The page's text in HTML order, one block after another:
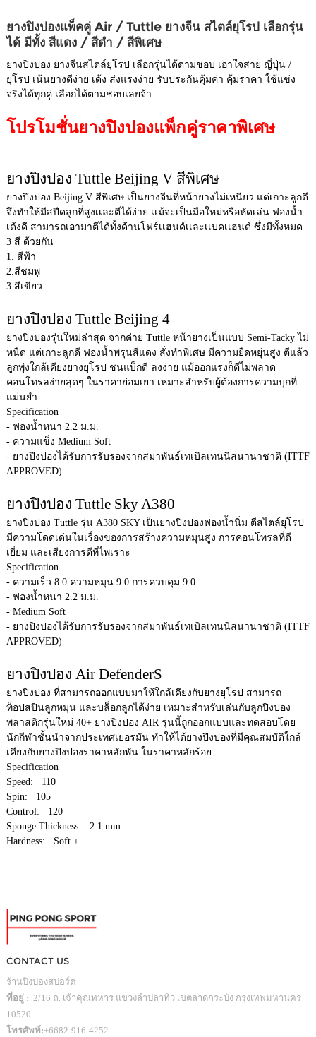
ยางปิงปองแพ็คคู่ Air / Tuttle ยางจีน สไตล์ยุโรป เลือกรุ่น
ได้ มีทั้ง สีแดง / สีดำ / สีพิเศษ
ยางปิงปอง ยางจีนสไตล์ยุโรป เลือกรุ่นได้ตามชอบ เอาใจสาย ญี่ปุ่น /
ยุโรป เน้นยางตีง่าย เด้ง ส่งแรงง่าย รับประกันคุ้มค่า คุ้มราคา ใช้แข่ง
จริงได้ทุกคู่ เลือกได้ตามชอบเลยจ้า
โปรโมชั่นยางปิงปองแพ็กคู่ราคาพิเศษ
ยางปิงปอง Tuttle Beijing V สีพิเศษ
ยางปิงปอง Beijing V สีพิเศษ เป็นยางจีนที่หน้ายางไม่เหนียว แต่เกาะลูกดี
จึงทำให้มีสปีดลูกที่สูงเเละตีได้ง่าย เเม้จะเป็นมือใหม่หรือหัดเล่น ฟองน้ำ
เด้งดี สามารถเอามาตีได้ทั้งด้านโฟร์เเฮนด์เเละเเบคเเฮนด์ ซึ่งมีทั้งหมด
3 สี ด้วยกัน
1. สีฟ้า
2.สีชมพู
3.สีเขียว
ยางปิงปอง Tuttle Beijing 4
ยางปิงปองรุ่นใหม่ล่าสุด จากค่าย Tuttle หน้ายางเป็นแบบ Semi-Tacky ไม่
หนืด แต่เกาะลูกดี ฟองน้ำพรุนสีแดง สั่งทำพิเศษ มีความยืดหยุ่นสูง ตีแล้ว
ลูกพุ่งใกล้เคียงยางยุโรป ชนแบ็กดี ลงง่าย แม้ออกแรงก็ตีไม่พลาด
คอนโทรลง่ายสุดๆ ในราคาย่อมเยา เหมาะสำหรับผู้ต้องการความบุกที่
แม่นยำ
Specification
- ฟองน้ำหนา 2.2 ม.ม.
- ความแข็ง Medium Soft
- ยางปิงปองได้รับการรับรองจากสมาพันธ์เทเบิลเทนนิสนานาชาติ (ITTF
APPROVED)
ยางปิงปอง Tuttle Sky A380
ยางปิงปอง Tuttle รุ่น A380 SKY เป็นยางปิงปองฟองน้ำนิ่ม ตีสไตล์ยุโรป
มีความโดดเด่นในเรื่องของการสร้างความหมุนสูง การคอนโทรลที่ดี
เยี่ยม และเสียงการตีที่ไพเราะ
Specification
- ความเร็ว 8.0 ความหมุน 9.0 การควบคุม 9.0
- ฟองน้ำหนา 2.2 ม.ม.
- Medium Soft
- ยางปิงปองได้รับการรับรองจากสมาพันธ์เทเบิลเทนนิสนานาชาติ (ITTF
APPROVED)
ยางปิงปอง Air DefenderS
ยางปิงปอง ที่สามารถออกแบบมาให้ใกล้เคียงกับยางยุโรป สามารถ
ท็อปสปินลูกหมุน และบล็อกลูกได้ง่าย เหมาะสำหรับเล่นกับลูกปิงปอง
พลาสติกรุ่นใหม่ 40+ ยางปิงปอง AIR รุ่นนี้ถูกออกแบบและทดสอบโดย
นักกีฬาชั้นนำจากประเทศเยอรมัน ทำให้ได้ยางปิงปองที่มีคุณสมบัติใกล้
เคียงกับยางปิงปองราคาหลักพัน ในราคาหลักร้อย
Specification
Speed: 110
Spin: 105
Control: 120
Sponge Thickness: 2.1 mm.
Hardness: Soft +
CONTACT US
ร้านปิงปองสปอร์ต
ที่อยู่ : 2/16 ถ. เจ้าคุณทหาร แขวงลำปลาทิว เขตลาดกระบัง กรุงเทพมหานคร
10520
โทรศัพท์:+6682-916-4252